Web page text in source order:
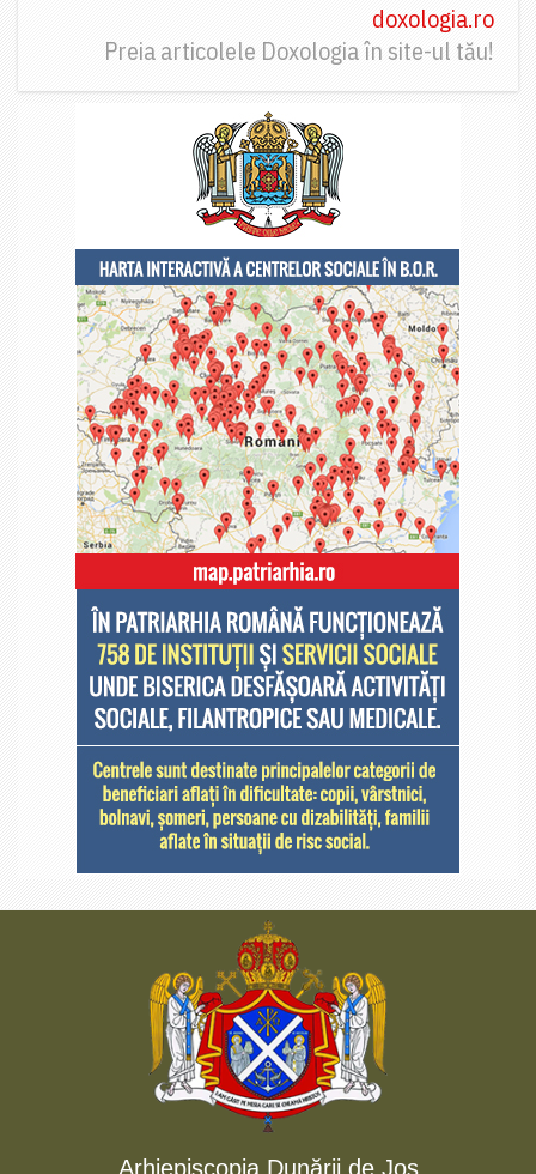
doxologia.ro
Preia articolele Doxologia în site-ul tău!
Arhiepiscopia Dunării de Jos